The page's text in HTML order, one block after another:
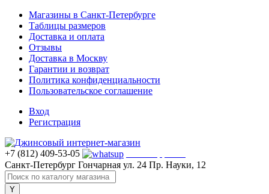
Магазины в Санкт-Петербурге
Таблицы размеров
Доставка и оплата
Отзывы
Доставка в Москву
Гарантии и возврат
Политика конфиденциальности
Пользовательское соглашение
Вход
Регистрация
+7 (812) 409-53-05
Санкт-Петербург Гончарная ул. 24 Пр. Науки, 12